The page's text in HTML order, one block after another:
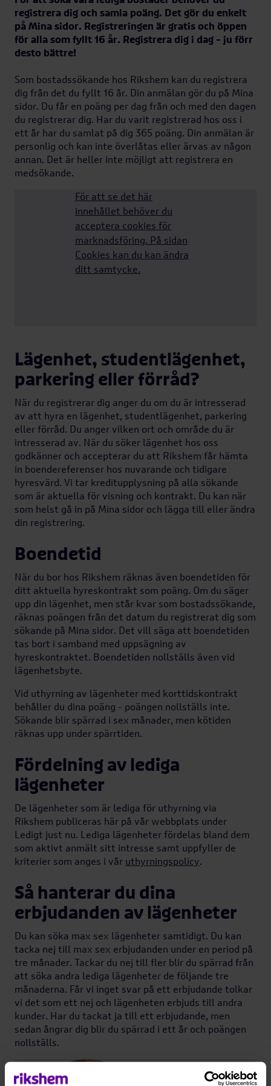
Guide för
bostadssökande
Uthyrningspolicy
Rikshem Direkt
Erbjudande om
Samla poäng från 16
55+ och 70+
Korttidskontrakt
Flytta in hos
Rikshem
Öppna
undermeny
Hyresgäst hos
Rikshem
Öppna
Blanketter
Flytta ut
Öppna
undermeny
Vanliga frågor & svar
Öppna
undermeny
Instruktionsfilmer
registrera dig och samla poäng. Det gör du enkelt
på Mina sidor. Registreringen är gratis och öppen
för alla som fyllt 16 år. Registrera dig i dag – ju förr
desto bättre!
Som bostadssökande hos Rikshem kan du registrera
dig från det du fyllt 16 år. Din anmälan gör du på Mina
sidor. Du får en poäng per dag från och med den dagen
du registrerar dig. Har du varit registrerad hos oss i
ett år har du samlat på dig 365 poäng. Din anmälan är
personlig och kan inte överlåtas eller ärvas av någon
annan. Det är heller inte möjligt att registrera en
medsökande.
För att se det här
innehållet behöver du
acceptera cookies för
marknadsföring. På sidan
Cookies kan du kan ändra
ditt samtycke.
Lägenhet, studentlägenhet,
parkering eller förråd?
När du registrerar dig anger du om du är intresserad
av att hyra en lägenhet, studentlägenhet, parkering
eller förråd. Du anger vilken ort och område du är
intresserad av. När du söker lägenhet hos oss
godkänner och accepterar du att Rikshem får hämta
in boendereferenser hos nuvarande och tidigare
hyresvärd. Vi tar kreditupplysning på alla sökande
som är aktuella för visning och kontrakt. Du kan när
som helst gå in på Mina sidor och lägga till eller ändra
din registrering.
Boendetid
När du bor hos Rikshem räknas även boendetiden för
ditt aktuella hyreskontrakt som poäng. Om du säger
upp din lägenhet, men står kvar som bostadssökande,
räknas poängen från det datum du registrerat dig som
sökande på Mina sidor. Det vill säga att boendetiden
tas bort i samband med uppsägning av
hyreskontraktet. Boendetiden nollställs även vid
lägenhetsbyte.
Vid uthyrning av lägenheter med korttidskontrakt
behåller du dina poäng - poängen nollställs inte.
Sökande blir spärrad i sex månader, men kötiden
räknas upp under spärrtiden.
Fördelning av lediga
lägenheter
De lägenheter som är lediga för uthyrning via
Rikshem publiceras här på vår webbplats under
Ledigt just nu. Lediga lägenheter fördelas bland dem
som aktivt anmält sitt intresse samt uppfyller de
kriterier som anges i vår uthyrningspolicy.
Så hanterar du dina
erbjudanden av lägenheter
Du kan söka max sex lägenheter samtidigt. Du kan
tacka nej till max sex erbjudanden under en period på
tre månader. Tackar du nej till fler blir du spärrad från
att söka andra lediga lägenheter de följande tre
månaderna. Får vi inget svar på ett erbjudande tolkar
vi det som ett nej och lägenheten erbjuds till andra
kunder. Har du tackat ja till ett erbjudande, men
sedan ångrar dig blir du spärrad i ett år och poängen
nollställs.
Prenumerera på lägenheter